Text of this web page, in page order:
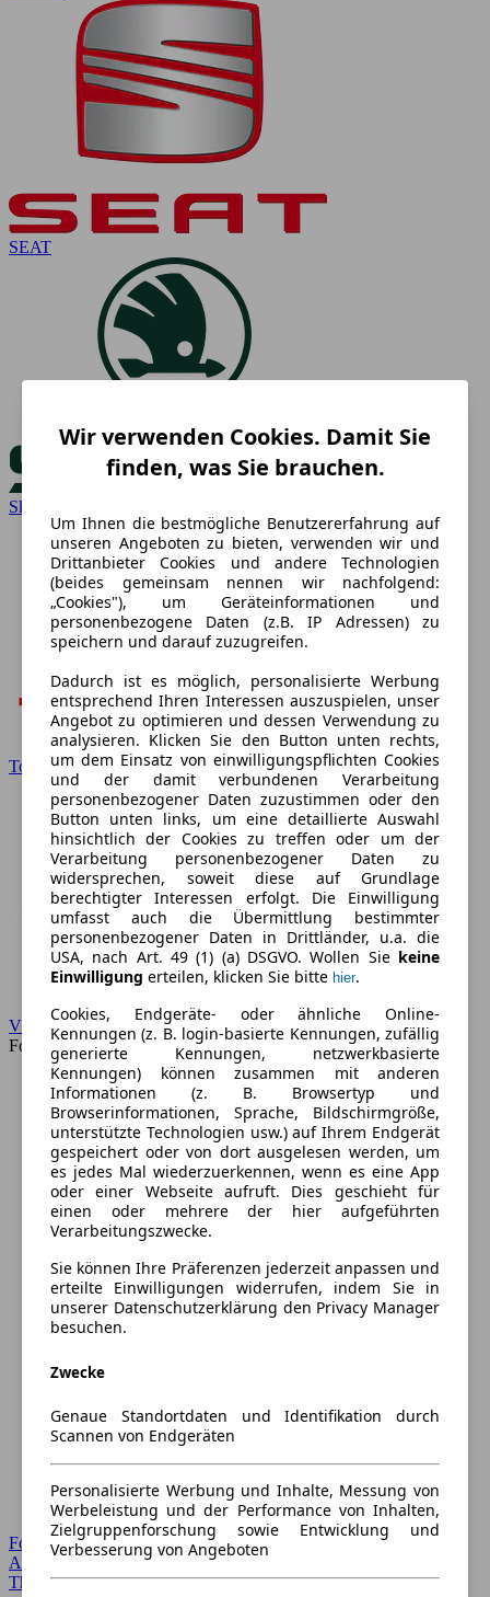
SEAT
Skoda
Toyota
VW
Forum
Forum Startseite
Alle Auto-Foren
Themen-Forum
Wir verwenden Cookies. Damit Sie
finden, was Sie brauchen.
Um Ihnen die bestmögliche Benutzererfahrung auf
unseren Angeboten zu bieten, verwenden wir und
Drittanbieter Cookies und andere Technologien
(beides gemeinsam nennen wir nachfolgend:
„Cookies"), um Geräteinformationen und
personenbezogene Daten (z.B. IP Adressen) zu
speichern und darauf zuzugreifen.
Dadurch ist es möglich, personalisierte Werbung
entsprechend Ihren Interessen auszuspielen, unser
Angebot zu optimieren und dessen Verwendung zu
analysieren. Klicken Sie den Button unten rechts,
um dem Einsatz von einwilligungspflichten Cookies
und der damit verbundenen Verarbeitung
personenbezogener Daten zuzustimmen oder den
Button unten links, um eine detaillierte Auswahl
hinsichtlich der Cookies zu treffen oder um der
Verarbeitung personenbezogener Daten zu
widersprechen, soweit diese auf Grundlage
berechtigter Interessen erfolgt. Die Einwilligung
umfasst auch die Übermittlung bestimmter
personenbezogener Daten in Drittländer, u.a. die
USA, nach Art. 49 (1) (a) DSGVO. Wollen Sie keine
Einwilligung erteilen, klicken Sie bitte hier.
Cookies, Endgeräte- oder ähnliche Online-
Kennungen (z. B. login-basierte Kennungen, zufällig
generierte Kennungen, netzwerkbasierte
Kennungen) können zusammen mit anderen
Informationen (z. B. Browsertyp und
Browserinformationen, Sprache, Bildschirmgröße,
unterstützte Technologien usw.) auf Ihrem Endgerät
gespeichert oder von dort ausgelesen werden, um
es jedes Mal wiederzuerkennen, wenn es eine App
oder einer Webseite aufruft. Dies geschieht für
einen oder mehrere der hier aufgeführten
Verarbeitungszwecke.
Sie können Ihre Präferenzen jederzeit anpassen und
erteilte Einwilligungen widerrufen, indem Sie in
unserer Datenschutzerklärung den Privacy Manager
besuchen.
Zwecke
Genaue Standortdaten und Identifikation durch
Scannen von Endgeräten
Personalisierte Werbung und Inhalte, Messung von
Werbeleistung und der Performance von Inhalten,
Zielgruppenforschung sowie Entwicklung und
Verbesserung von Angeboten